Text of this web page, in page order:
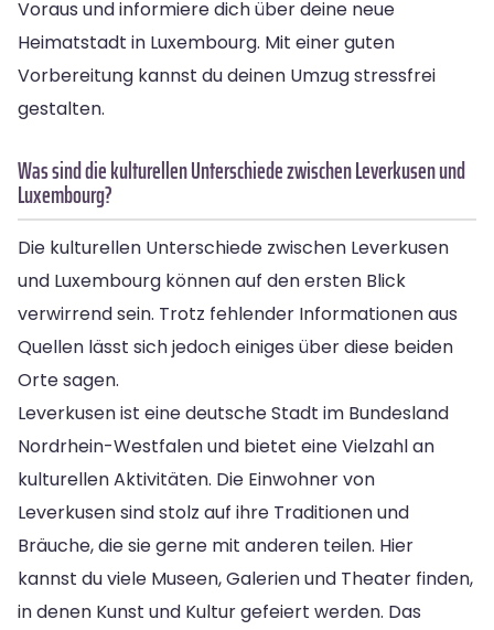
Voraus und informiere dich über deine neue
Heimatstadt in Luxembourg. Mit einer guten
Vorbereitung kannst du deinen Umzug stressfrei
gestalten.
Was sind die kulturellen Unterschiede zwischen Leverkusen und
Luxembourg?
Die kulturellen Unterschiede zwischen Leverkusen
und Luxembourg können auf den ersten Blick
verwirrend sein. Trotz fehlender Informationen aus
Quellen lässt sich jedoch einiges über diese beiden
Orte sagen.
Leverkusen ist eine deutsche Stadt im Bundesland
Nordrhein-Westfalen und bietet eine Vielzahl an
kulturellen Aktivitäten. Die Einwohner von
Leverkusen sind stolz auf ihre Traditionen und
Bräuche, die sie gerne mit anderen teilen. Hier
kannst du viele Museen, Galerien und Theater finden,
in denen Kunst und Kultur gefeiert werden. Das